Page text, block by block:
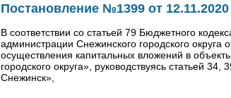
Постановление №1399 от 12.11.2020
В соответствии со статьей 79 Бюджетного
администрации Снежинского городского
осуществления капитальных вложений в
городского округа», руководствуясь статьей
Снежинск»,